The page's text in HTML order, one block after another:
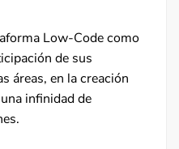
Low-Code como
de sus
áreas, en la creación
infinidad de